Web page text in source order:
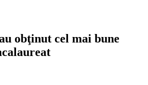
obţinut cel mai bune